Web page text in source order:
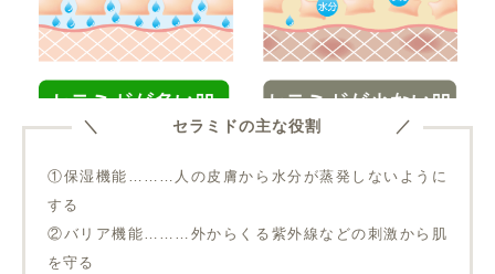
セラミドの主な役割
①保湿機能………人の皮膚から水分が蒸発しないように
する
②バリア機能………外からくる紫外線などの刺激から肌
を守る